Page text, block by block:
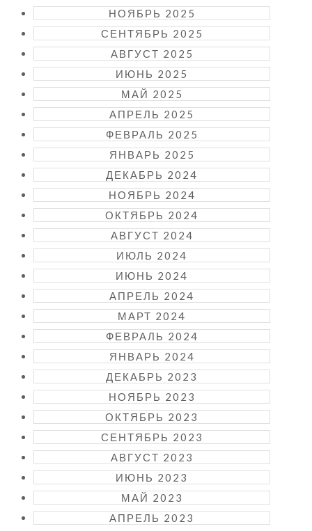
НОЯБРЬ 2025
СЕНТЯБРЬ 2025
АВГУСТ 2025
ИЮНЬ 2025
МАЙ 2025
АПРЕЛЬ 2025
ФЕВРАЛЬ 2025
ЯНВАРЬ 2025
ДЕКАБРЬ 2024
НОЯБРЬ 2024
ОКТЯБРЬ 2024
АВГУСТ 2024
ИЮЛЬ 2024
ИЮНЬ 2024
АПРЕЛЬ 2024
МАРТ 2024
ФЕВРАЛЬ 2024
ЯНВАРЬ 2024
ДЕКАБРЬ 2023
НОЯБРЬ 2023
ОКТЯБРЬ 2023
СЕНТЯБРЬ 2023
АВГУСТ 2023
ИЮНЬ 2023
МАЙ 2023
АПРЕЛЬ 2023